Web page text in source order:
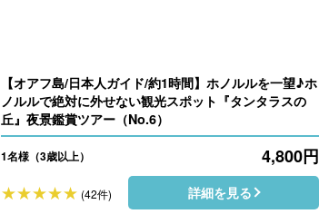
【オアフ島/日本人ガイド/約1時間】ホノルルを一望♪ホ
ノルルで絶対に外せない観光スポット『タンタラスの
丘』夜景鑑賞ツアー（No.6）
1名様（3歳以上） 4,800円
(42件) 詳細を見る